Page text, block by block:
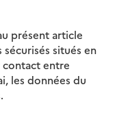
présent article
situés en
contact entre
les données du